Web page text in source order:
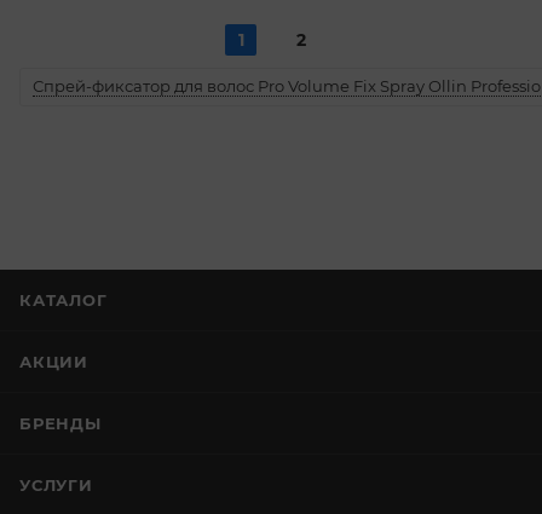
1 2
Спрей-фиксатор для волос Pro Volume Fix Spray Ollin
КАТАЛОГ
АКЦИИ
БРЕНДЫ
УСЛУГИ